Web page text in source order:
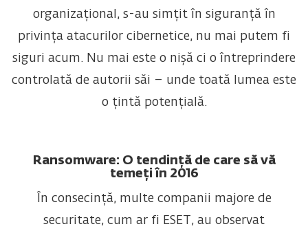
organizațional, s-au simțit în siguranță în
privința atacurilor cibernetice, nu mai putem fi
siguri acum. Nu mai este o nișă ci o întreprindere
controlată de autorii săi – unde toată lumea este
o țintă potențială.
Ransomware: O tendință de care să vă
temeți în 2016
În consecință, multe companii majore de
securitate, cum ar fi ESET, au observat